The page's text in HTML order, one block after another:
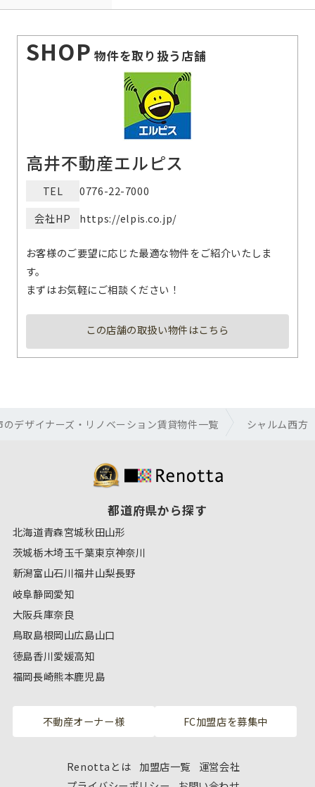
SHOP 物件を取り扱う店舗
高井不動産エルピス
TEL
0776-22-7000
会社HP
https://elpis.co.jp/
お客様のご要望に応じた最適な物件をご紹介いたしま
す。
まずはお気軽にご相談ください！
この店舗の取扱い物件はこちら
のデザイナーズ・リノベーション賃貸物件一覧 シャルム西方
都道府県から探す
北海道青森宮城秋田山形
茨城栃木埼玉千葉東京神奈川
新潟富山石川福井山梨長野
岐阜静岡愛知
大阪兵庫奈良
鳥取島根岡山広島山口
徳島香川愛媛高知
福岡長崎熊本鹿児島
不動産オーナー様 FC加盟店を募集中
Renottaとは 加盟店一覧
運営会社